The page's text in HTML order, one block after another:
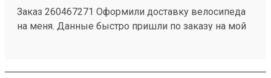
Заказ 260467271 Оформили доставку велосипеда
на меня. Данные быстро пришли по заказу на мой
доставки и из чего. Даже есть телеграмм бот, что